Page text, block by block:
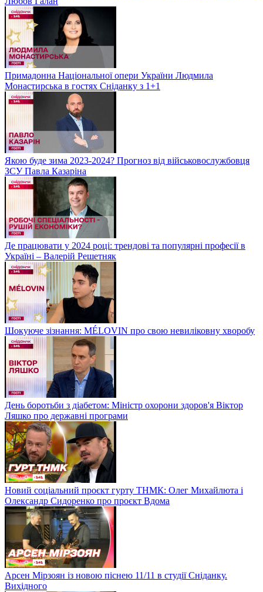
Примадонна Національної опери України Людмила
Монастирська в гостях Сніданку з 1+1
Якою буде зима 2023-2024? Прогноз від військовослужбовця
ЗСУ Павла Казаріна
Де працювати у 2024 році: трендові та популярні професії в
Україні – Валерій Решетняк
Шокуюче зізнання: MÉLOVIN про свою невиліковну хворобу
День боротьби з діабетом: Міністр охорони здоров'я Віктор
Ляшко про державні програми
Новий соціальний проєкт гурту ТНМК: Олег Михайлюта і
Олександр Сидоренко про проєкт Вдома
Арсен Мірзоян із новою піснею 11/11 в студії Сніданку.
Вихідного